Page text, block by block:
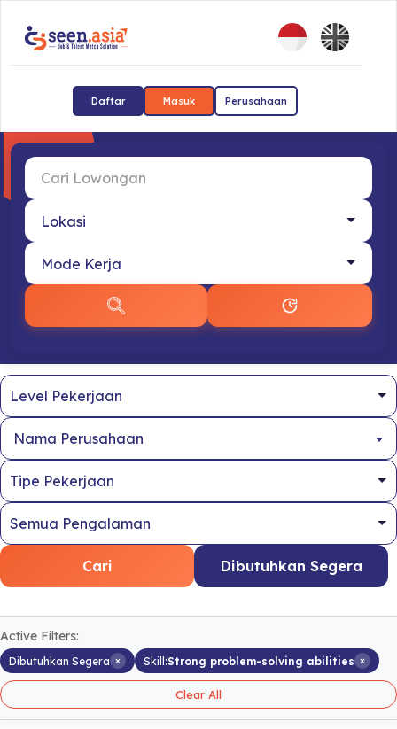
Daftar Masuk Perusahaan
Nama Perusahaan
Cari Dibutuhkan Segera
Active Filters:
Dibutuhkan Segera × Skill:Strong problem-solving abilities ×
Clear All